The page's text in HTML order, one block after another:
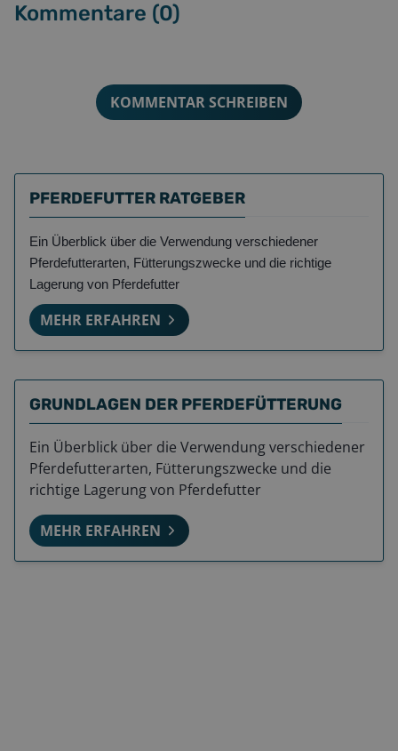
Kommentare (0)
KOMMENTAR SCHREIBEN
PFERDEFUTTER RATGEBER
Ein Überblick über die Verwendung verschiedener
Pferdefutterarten, Fütterungszwecke und die richtige
Lagerung von Pferdefutter
MEHR ERFAHREN
GRUNDLAGEN DER PFERDEFÜTTERUNG
Ein Überblick über die Verwendung verschiedener
Pferdefutterarten, Fütterungszwecke und die
richtige Lagerung von Pferdefutter
MEHR ERFAHREN